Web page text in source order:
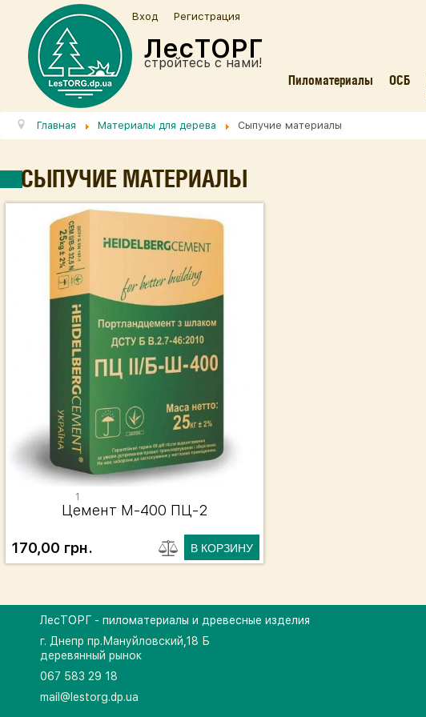
ЛесТОРГ
стройтесь с нами!
Вход Регистрация
Пиломатериалы ОСБ
Главная Материалы для дерева Сыпучие материалы
СЫПУЧИЕ МАТЕРИАЛЫ
1
Цемент М-400 ПЦ-2
170,00 грн.
ЛесТОРГ - пиломатериалы и древесные изделия
г. Днепр пр.Мануйловский,18 Б
деревянный рынок
067 583 29 18
mail@lestorg.dp.ua